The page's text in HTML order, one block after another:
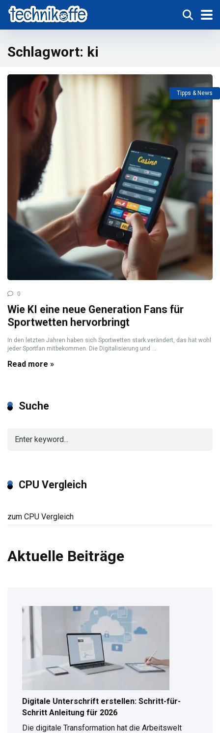
Schlagwort: ki
Tipps & News
0
Wie KI eine neue Generation Fans für
Sportwetten hervorbringt
In den letzten Jahren haben sich Sportwetten stark verändert, das hat wohl
jeder Sportfan mitbekommen. Die Digitalisierung und ...
Read more »
Suche
CPU Vergleich
zum CPU Vergleich
Aktuelle Beiträge
Digitale Unterschrift erstellen: Schritt-für-
Schritt Anleitung für 2026
Die digitale Transformation hat die Arbeitswelt